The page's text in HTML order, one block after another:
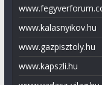
www.kalasnyikov.hu
www.gazpisztoly.hu
www.kapszli.hu